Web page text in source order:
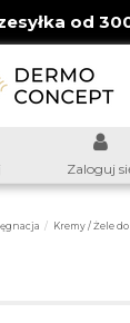
od
Zaloguj
Kremy / Żele